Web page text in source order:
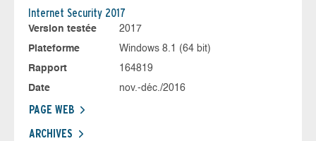
Internet Security 2017
Version testée
2017
Plateforme
Windows 8.1 (64 bit)
Rapport
164819
Date
nov.-déc./2016
PAGE WEB
ARCHIVES